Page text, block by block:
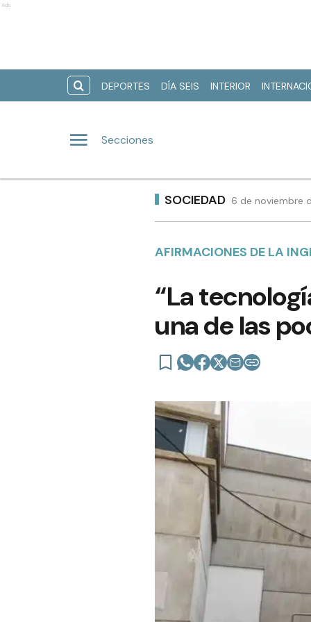
Ads
DEPORTES DÍA SEIS INTERIOR
Secciones
SOCIEDAD 6 de noviembre
AFIRMACIONES DE LA
“La
una de las